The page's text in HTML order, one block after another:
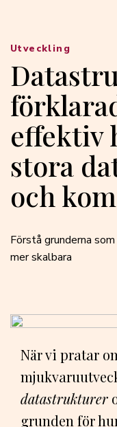
effektiv
stora
och
Förstå grunderna
mer skalbara
Utveckling
När vi pratar
datastrukturer
grunden för